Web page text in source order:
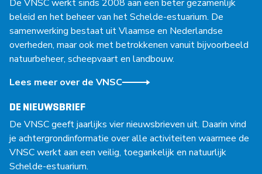
De VNSC werkt sinds 2008 aan een beter gezamenlijk
beleid en het beheer van het Schelde-estuarium. De
samenwerking bestaat uit Vlaamse en Nederlandse
overheden, maar ook met betrokkenen vanuit bijvoorbeeld
natuurbeheer, scheepvaart en landbouw.
Lees meer over de VNSC
DE NIEUWSBRIEF
De VNSC geeft jaarlijks vier nieuwsbrieven uit. Daarin vind
je achtergrondinformatie over alle activiteiten waarmee de
VNSC werkt aan een veilig, toegankelijk en natuurlijk
Schelde-estuarium.